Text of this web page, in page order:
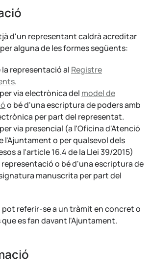
d'un representant caldrà acreditar
alguna de les formes següents:
representació al Registre
.
via electrònica del model de
o bé d'una escriptura de poders amb
per part del representat.
via presencial (a l'Oficina d'Atenció
l'Ajuntament o per qualsevol dels
a l'article 16.4 de la Llei 39/2015)
representació o bé d'una escriptura de
manuscrita per part del
pot referir-se a un tràmit en concret o
es fan davant l'Ajuntament.